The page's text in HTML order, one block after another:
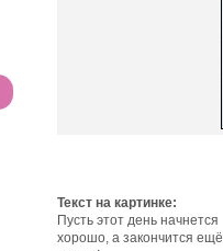
Текст на картинке:
Пусть этот день начнется
хорошо, а закончится ещё